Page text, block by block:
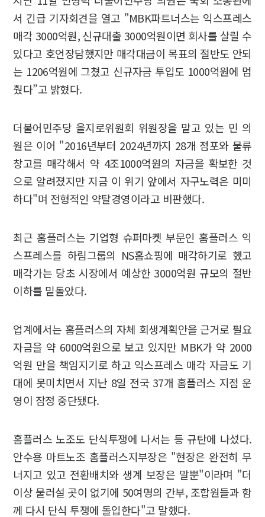
서 긴급 기자회견을 열고 "MBK파트너스는 익스프레스
매각 3000억원, 신규대출 3000억원이면 회사를 살릴 수
있다고 호언장담했지만 매각대금이 목표의 절반도 안되
는 1206억원에 그쳤고 신규자금 투입도 1000억원에 멈
췄다”고 밝혔다.
더불어민주당 을지로위원회 위원장을 맡고 있는 민 의
원은 이어 "2016년부터 2024년까지 28개 점포와 물류
창고를 매각해서 약 4조1000억원의 자금을 확보한 것
으로 알려졌지만 지금 이 위기 앞에서 자구노력은 미미
하다"며 전형적인 약탈경영이라고 비판했다.
최근 홈플러스는 기업형 슈퍼마켓 부문인 홈플러스 익
스프레스를 하림그룹의 NS홈쇼핑에 매각하기로 했고
매각가는 당초 시장에서 예상한 3000억원 규모의 절반
이하를 밑돌았다.
업계에서는 홈플러스의 자체 회생계획안을 근거로 필요
자금을 약 6000억원으로 보고 있지만 MBK가 약 2000
억원 만을 책임지기로 하고 익스프레스 매각 자금도 기
대에 못미치면서 지난 8일 전국 37개 홈플러스 지점 운
영이 잠정 중단됐다.
홈플러스 노조도 단식투쟁에 나서는 등 규탄에 나섰다.
안수용 마트노조 홈플러스지부장은 "현장은 완전히 무
너지고 있고 전환배치와 생계 보장은 말뿐"이라며 "더
이상 물러설 곳이 없기에 50여명의 간부, 조합원들과 함
께 다시 단식 투쟁에 돌입한다"고 말했다.